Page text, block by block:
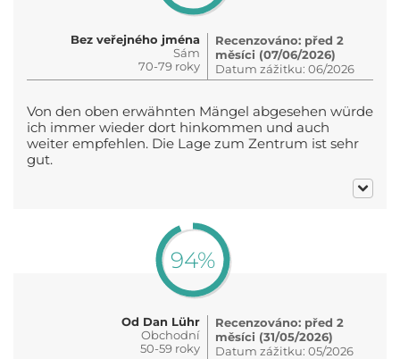
Bez veřejného jména
Sám
70-79 roky
Recenzováno: před 2
měsíci (07/06/2026)
Datum zážitku: 06/2026
Von den oben erwähnten Mängel abgesehen würde
ich immer wieder dort hinkommen und auch
weiter empfehlen. Die Lage zum Zentrum ist sehr
gut.
94%
Od Dan Lühr
Obchodní
50-59 roky
Recenzováno: před 2
měsíci (31/05/2026)
Datum zážitku: 05/2026